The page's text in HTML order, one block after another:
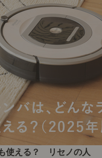
も使える？ リセノの人